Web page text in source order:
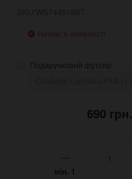
Немає в наявності
Подарунковий футляр
690 грн.
мін. 1